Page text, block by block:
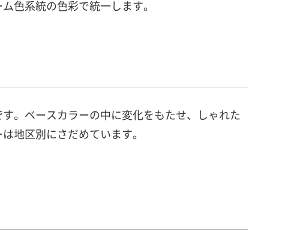
色系統の色彩で統一します。
。ベースカラーの中に変化をもたせ、しゃれた
地区別にさだめています。